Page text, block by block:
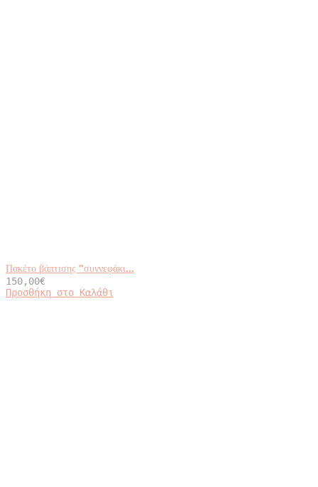
Πακέτο βάπτισης ”συννεφάκι...
150,00€
Προσθήκη στο Καλάθι